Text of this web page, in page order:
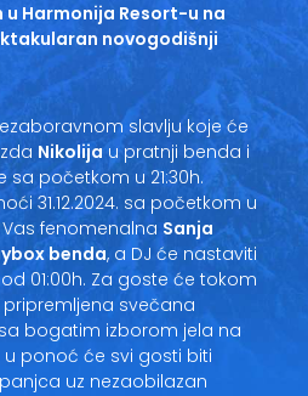
Harmonija Resort-u na
novogodišnji
slavlju koje će
Nikolijau pratnji benda i
sa početkom u 21:30h.
31.12.2024. sa početkom u
fenomenalnaSanja
benda, a DJ će nastaviti
01:00h. Za goste će tokom
svečana
bogatim izborom jela na
ponoć će svi gosti biti
uz nezaobilazan